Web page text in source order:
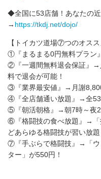
◆全国に53店舗！あなたの近
→ https://tkdj.net/dojo/
【トイカツ道場⑦つのオスス
①『まるまる0円無料プラン
②『一週間無料退会保証』→
料で退会が可能！
③『業界最安値』→月謝
④『全店舗通い放題』→全53
⑤『朝活朝格』→朝7時～夜
⑥『格闘技の食べ放題』→「
どあらゆる格闘技が習い放題
⑦『手ぶらで格闘技』→「ウ
ター」が550円！